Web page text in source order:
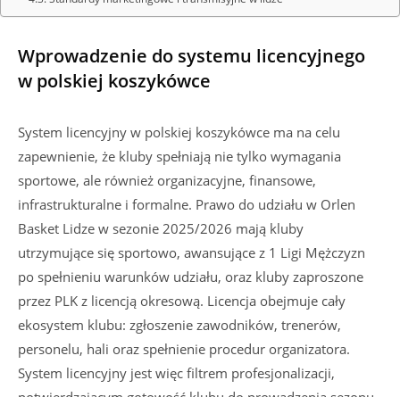
Wprowadzenie do systemu licencyjnego
w polskiej koszykówce
System licencyjny w polskiej koszykówce ma na celu
zapewnienie, że kluby spełniają nie tylko wymagania
sportowe, ale również organizacyjne, finansowe,
infrastrukturalne i formalne. Prawo do udziału w Orlen
Basket Lidze w sezonie 2025/2026 mają kluby
utrzymujące się sportowo, awansujące z 1 Ligi Mężczyzn
po spełnieniu warunków udziału, oraz kluby zaproszone
przez PLK z licencją okresową. Licencja obejmuje cały
ekosystem klubu: zgłoszenie zawodników, trenerów,
personelu, hali oraz spełnienie procedur organizatora.
System licencyjny jest więc filtrem profesjonalizacji,